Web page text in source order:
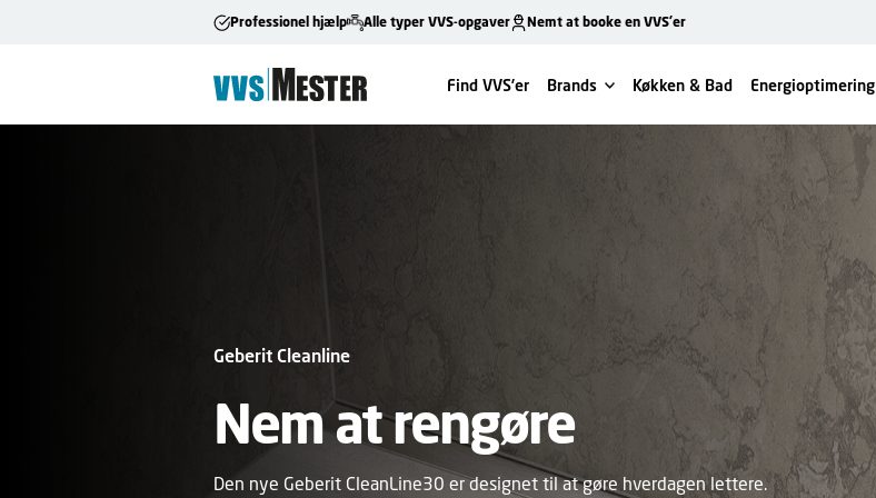
Professionel hjælp Alle typer VVS-opgaver Nemt at booke en VVS’er
Find VVS’er Brands Køkken & Bad Energioptimering
Vi er nogle af landets
dygtigste VVS-
installatører
Nemt at bestille
professionel hjælp
Geberit Cleanline
Nem at rengøre
Den nye Geberit CleanLine30 er designet til at gøre hverdagen lettere.